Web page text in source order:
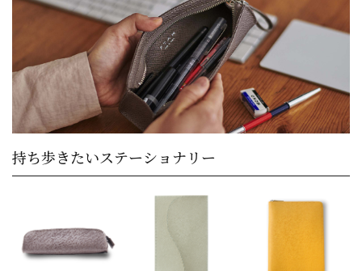
ようこそ ゲスト 様
meeting_room person 新規会員登録
favorite お気に入りを見る shopping_cart カートの中身
カテゴリーから探す
新着商品
ガイドライン
持ち歩きたいステーショナリー